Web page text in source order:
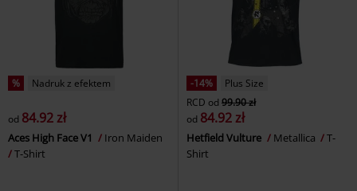
% Nadruk z efektem
od 84.92 zł
Aces High Face V1
Iron Maiden
T-Shirt
-14%
Plus Size
RCD od 99.90 zł
od 84.92 zł
Hetfield Vulture Metallica
T-
Shirt